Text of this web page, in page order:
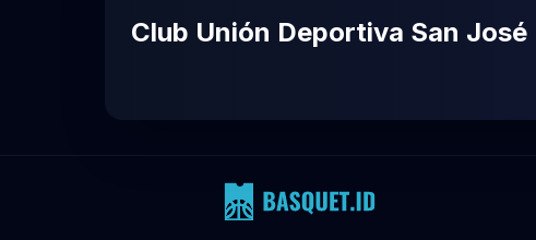
Club Unión Deportiva San José